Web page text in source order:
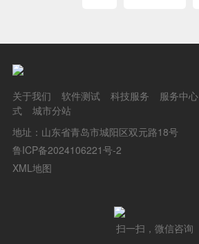
关于我们 软件测试 科技服务 服务中心
式
城市分站
地址：山东省青岛市城阳区双元路18号
鲁ICP备2024106221号-2
XML地图
扫一扫，微信咨询